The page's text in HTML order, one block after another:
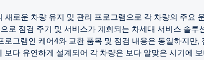
새로운 차량 유지 및 관리 프로그램으로 각 차량의 주요
로 점검 주기 및 서비스가 계회되는 차세대 서비스 솔루
로그램인 케어4와 교환 품목 및 점검 내용은 동일하지만,
보다 유연하게 설계되어 각 차량은 보다 알맞은 시기에